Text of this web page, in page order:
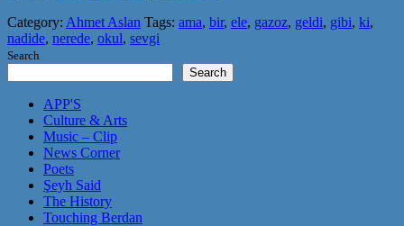
Category: Ahmet Aslan Tags: ama, bir, ele, gazoz, geldi, gibi, ki,
nadide, nerede, okul, sevgi
Search
Search
APP'S
Culture & Arts
Music – Clip
News Corner
Poets
Şeyh Said
The History
Touching Berdan